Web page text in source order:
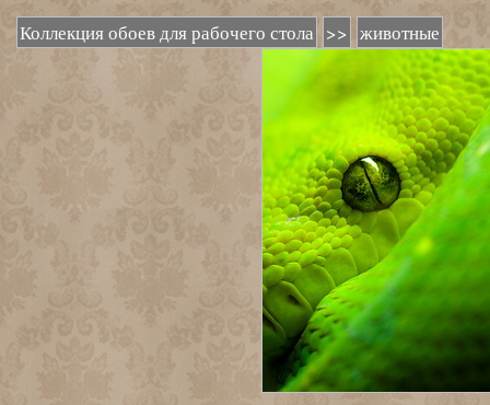
Коллекция обоев для рабочего стола >> животные